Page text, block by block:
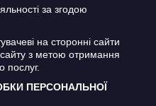
за згодою
на сторонні сайти
з метою отримання
послуг.
ПЕРСОНАЛЬНОЇ